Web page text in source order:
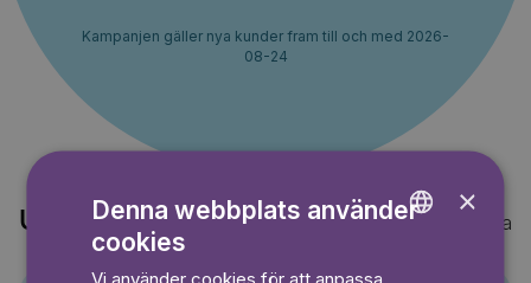
Kampanjen gäller nya kunder fram till och med 2026-
08-24
Upptäck också Visa alla
×
Denna webbplats använder
cookies
Vi använder cookies för att anpassa